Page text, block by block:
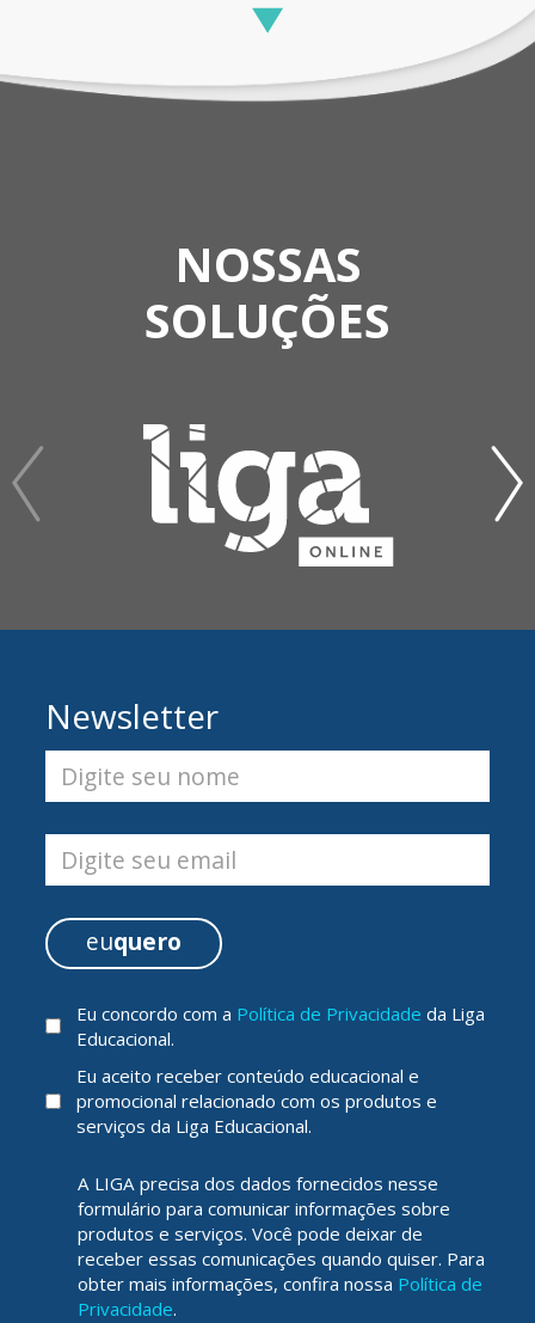
NOSSAS
SOLUÇÕES
Newsletter
Digite seu nome
Digite seu email
euquero
Eu concordo com a Política de Privacidade da Liga
Educacional.
Eu aceito receber conteúdo educacional e
promocional relacionado com os produtos e
serviços da Liga Educacional.
A LIGA precisa dos dados fornecidos nesse
formulário para comunicar informações sobre
produtos e serviços. Você pode deixar de
receber essas comunicações quando quiser. Para
obter mais informações, confira nossa Política de
Privacidade.